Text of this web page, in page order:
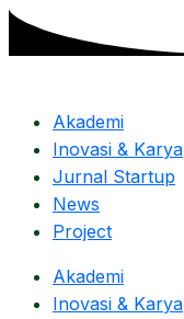
Skip
Akademi
Inovasi & Karya
Jurnal Startup
News
Project
Akademi
Inovasi & Karya